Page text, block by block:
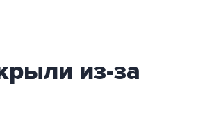
из-за